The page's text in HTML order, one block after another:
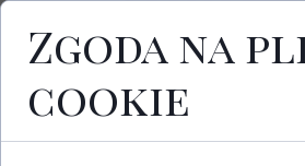
27.06.2026
Stadion Liswarty Popów,
Siódma edycja imprezy
Zgoda na
cookie